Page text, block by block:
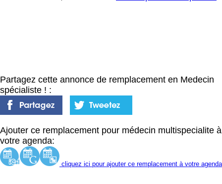
Partagez cette annonce de remplacement en Medecin
spécialiste ! :
Ajouter ce remplacement pour médecin multispecialite à
votre agenda:
cliquez ici pour ajouter ce remplacement à votre agenda